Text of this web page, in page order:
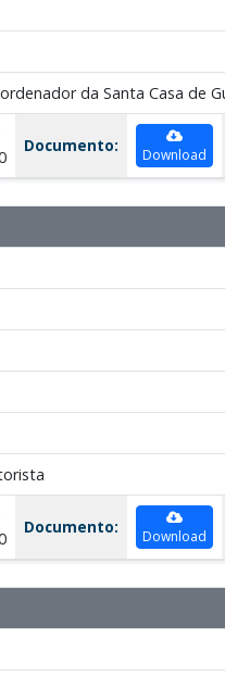
da Santa Casa de
Documento: Download
Documento: Download